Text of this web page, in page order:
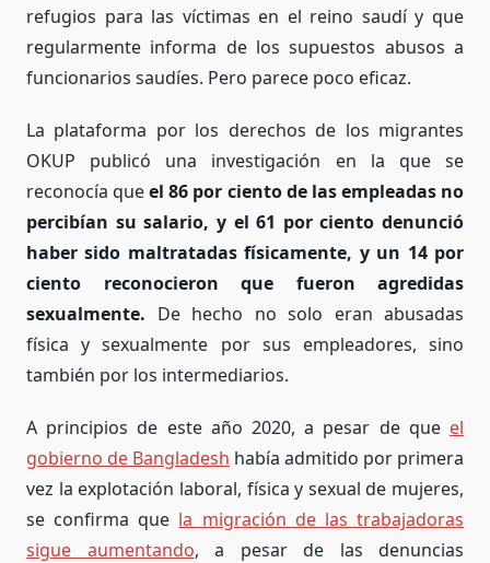
refugios para las víctimas en el reino saudí y que
regularmente informa de los supuestos abusos a
funcionarios saudíes. Pero parece poco eficaz.
La plataforma por los derechos de los migrantes
OKUP publicó una investigación en la que se
reconocía queel 86 por ciento de las empleadas no
percibían su salario, y el 61 por ciento denunció
haber sido maltratadas físicamente, y un 14 por
ciento reconocieron que fueron agredidas
sexualmente. De hecho no solo eran abusadas
física y sexualmente por sus empleadores, sino
también por los intermediarios.
A principios de este año 2020, a pesar de que el
gobierno de Bangladesh había admitido por primera
vez la explotación laboral, física y sexual de mujeres,
se confirma que la migración de las trabajadoras
sigue aumentando, a pesar de las denuncias